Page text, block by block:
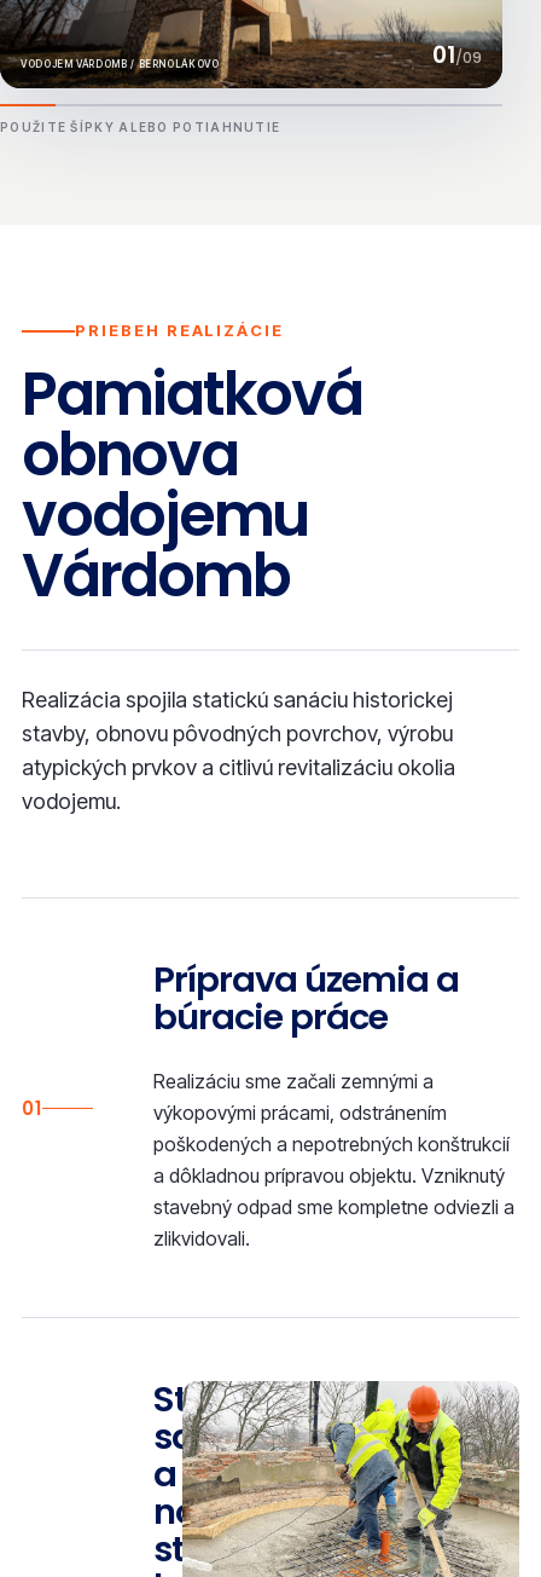
VODOJEM VÁRDOMB / BERNOLÁKOVO 01/09
POUŽITE ŠÍPKY ALEBO POTIAHNUTIE
PRIEBEH REALIZÁCIE
Pamiatková
obnova
vodojemu
Várdomb
Realizácia spojila statickú sanáciu historickej
stavby, obnovu pôvodných povrchov, výrobu
atypických prvkov a citlivú revitalizáciu okolia
vodojemu.
01
Príprava územia a
búracie práce
Realizáciu sme začali zemnými a
výkopovými prácami, odstránením
poškodených a nepotrebných konštrukcií
a dôkladnou prípravou objektu. Vzniknutý
stavebný odpad sme kompletne odviezli a
zlikvidovali.
Statická
sanácia
a
nové
stropné